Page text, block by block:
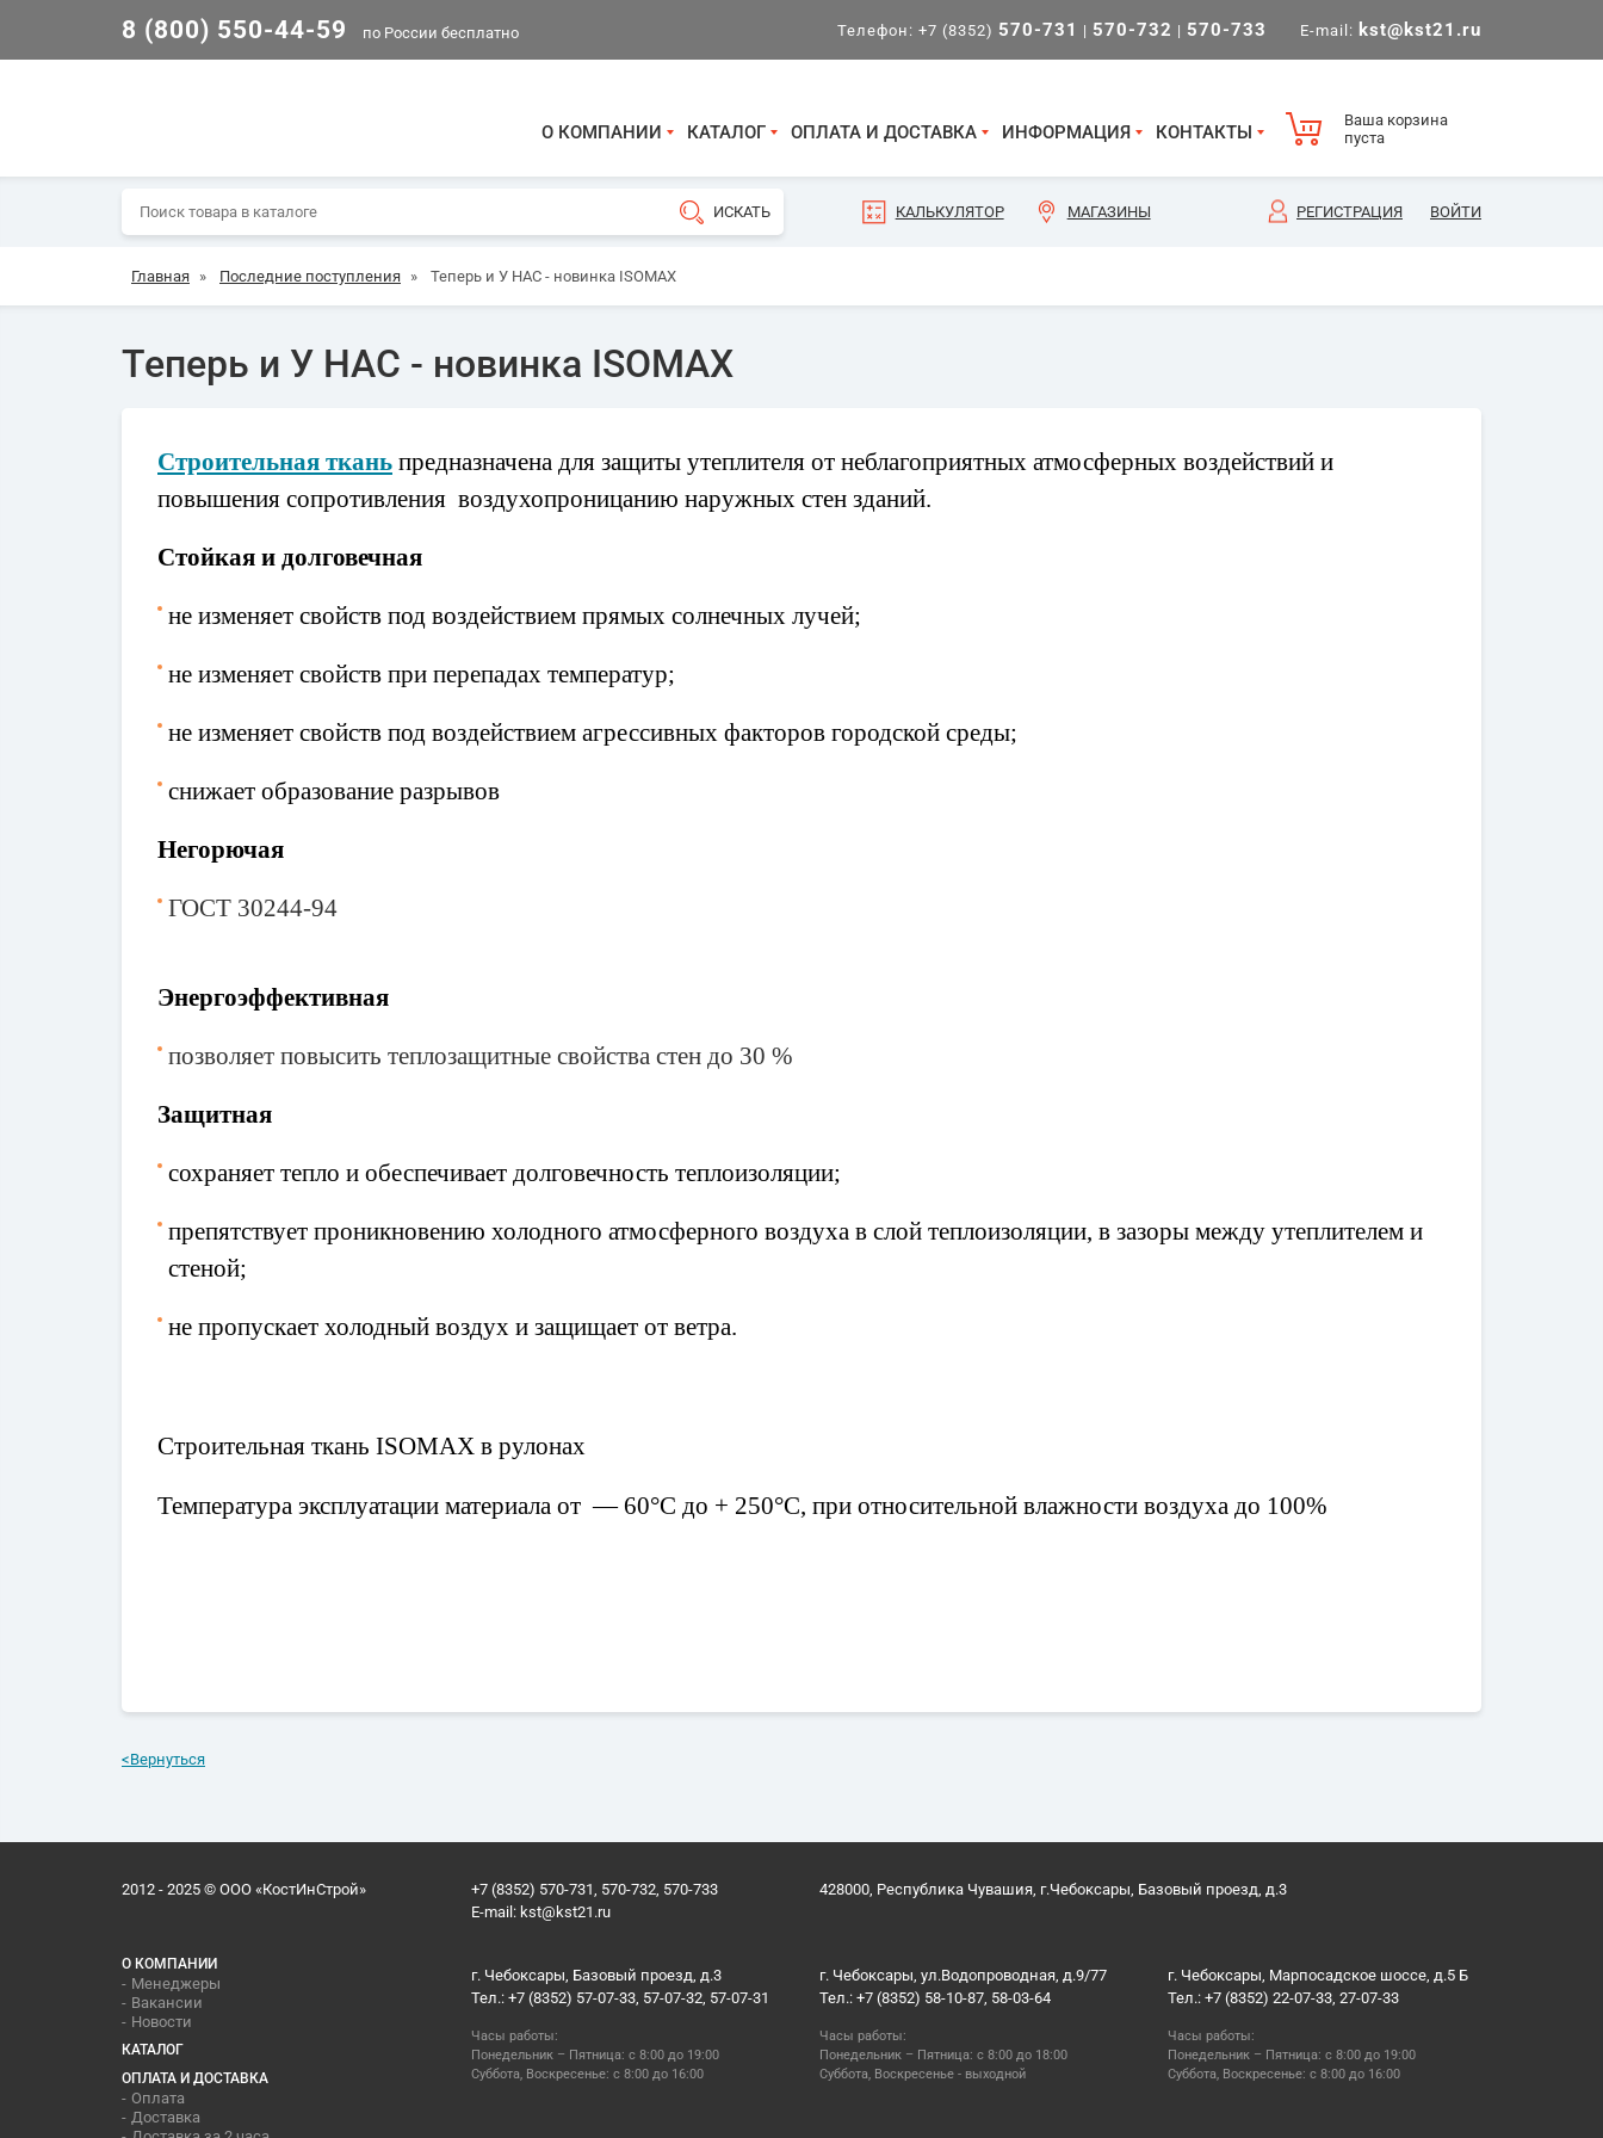
8 (800) 550-44-59 по России бесплатно Телефон: +7 (8352) 570-731 | 570-732 | 570-733 E-mail: kst@kst21.ru
О КОМПАНИИ КАТАЛОГ ОПЛАТА И ДОСТАВКА ИНФОРМАЦИЯ КОНТАКТЫ
Ваша корзина
пуста
КАЛЬКУЛЯТОР МАГАЗИНЫ РЕГИСТРАЦИЯ ВОЙТИ
Главная » Последние поступления » Теперь и У НАС - новинка ISOMAX
Теперь и У НАС - новинка ISOMAX
Строительная ткань предназначена для защиты утеплителя от неблагоприятных атмосферных воздействий и
повышения сопротивления воздухопроницанию наружных стен зданий.
Стойкая и долговечная
не изменяет свойств под воздействием прямых солнечных лучей;
не изменяет свойств при перепадах температур;
не изменяет свойств под воздействием агрессивных факторов городской среды;
снижает образование разрывов
Негорючая
ГОСТ 30244-94
Энергоэффективная
позволяет повысить теплозащитные свойства стен до 30 %
Защитная
сохраняет тепло и обеспечивает долговечность теплоизоляции;
препятствует проникновению холодного атмосферного воздуха в слой теплоизоляции, в зазоры между утеплителем и
стеной;
не пропускает холодный воздух и защищает от ветра.
Строительная ткань ISOMAX в рулонах
Температура эксплуатации материала от — 60°C до + 250°C, при относительной влажности воздуха до 100%
<Вернуться
2012 - 2025 © ООО «КостИнСтрой»
+7 (8352) 570-731, 570-732, 570-733
E-mail: kst@kst21.ru
428000, Республика Чувашия, г.Чебоксары, Базовый проезд, д.3
О КОМПАНИИ
Менеджеры
Вакансии
Новости
КАТАЛОГ
ОПЛАТА И ДОСТАВКА
Оплата
Доставка
г. Чебоксары, Базовый проезд, д.3
Тел.: +7 (8352) 57-07-33, 57-07-32, 57-07-31
Часы работы:
Понедельник – Пятница: с 8:00 до 19:00
Суббота, Воскресенье: с 8:00 до 16:00
г. Чебоксары, ул.Водопроводная, д.9/77
Тел.: +7 (8352) 58-10-87, 58-03-64
Часы работы:
Понедельник – Пятница: с 8:00 до 18:00
Суббота, Воскресенье - выходной
г. Чебоксары, Марпосадское шоссе, д.5 Б
Тел.: +7 (8352) 22-07-33, 27-07-33
Часы работы:
Понедельник – Пятница: с 8:00 до 19:00
Суббота, Воскресенье: с 8:00 до 16:00